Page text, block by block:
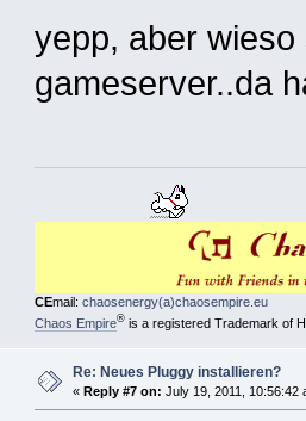
yepp, aber
gameserver..da
CEmail: chaosenergy(a)chaosempire.eu
Chaos Empire®is a registered Trademark of
Re: Neues Pluggy installieren?
« Reply #7 on: July 19, 2011, 10:56:42